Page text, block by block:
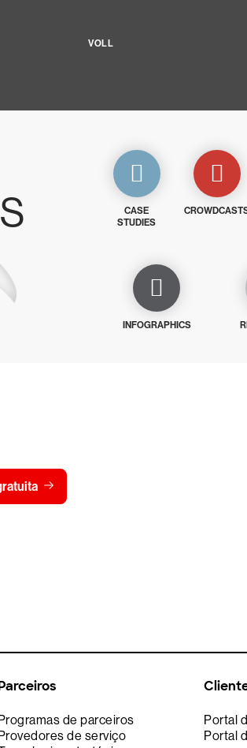
VOLL
CASE
STUDIES
INFOGRAPHICS
Programas de parceiros
Provedores de serviço
Portal
Portal